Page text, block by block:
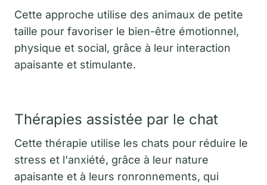
Cette approche utilise des animaux de petite
taille pour favoriser le bien-être émotionnel,
physique et social, grâce à leur interaction
apaisante et stimulante.
Thérapies assistée par le chat
Cette thérapie utilise les chats pour réduire le
stress et l'anxiété, grâce à leur nature
apaisante et à leurs ronronnements, qui